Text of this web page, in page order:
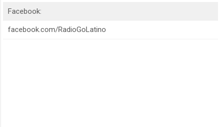
Facebook:
facebook.com/RadioGoLatino